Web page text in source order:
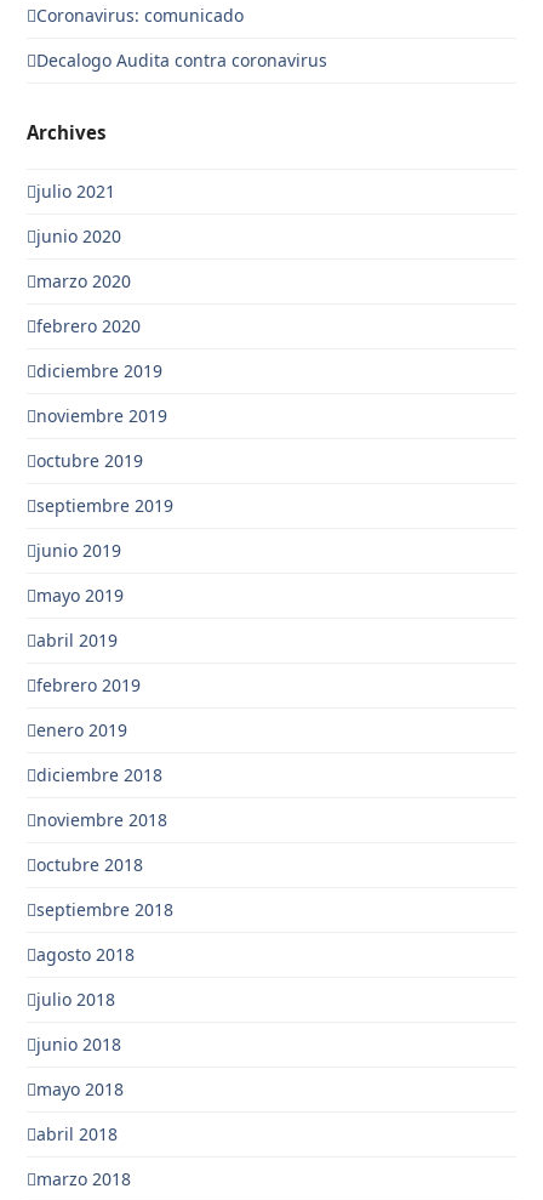
Coronavirus: comunicado
Decalogo Audita contra coronavirus
Archives
julio 2021
junio 2020
marzo 2020
febrero 2020
diciembre 2019
noviembre 2019
octubre 2019
septiembre 2019
junio 2019
mayo 2019
abril 2019
febrero 2019
enero 2019
diciembre 2018
noviembre 2018
octubre 2018
septiembre 2018
agosto 2018
julio 2018
junio 2018
mayo 2018
abril 2018
marzo 2018